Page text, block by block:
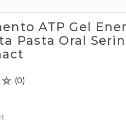
ATP Gel
Pasta Oral
☆ (0)